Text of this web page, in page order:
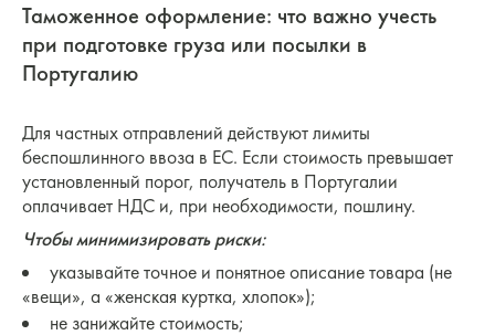
Таможенное оформление: что важно учесть
при подготовке груза или посылки в
Португалию
Для частных отправлений действуют лимиты
беспошлинного ввоза в ЕС. Если стоимость превышает
установленный порог, получатель в Португалии
оплачивает НДС и, при необходимости, пошлину.
Чтобы минимизировать риски:
указывайте точное и понятное описание товара (не
«вещи», а «женская куртка, хлопок»);
не занижайте стоимость;